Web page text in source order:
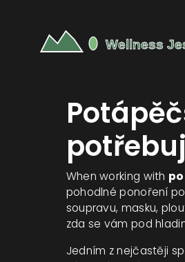
When working with
pohodlné ponoření
soupravu, masku,
zda se vám pod
Jedním z nejčastěji